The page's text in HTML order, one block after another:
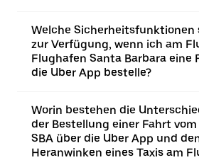
Welche Sicherheitsfunktionen
zur Verfügung, wenn ich am
Flughafen Santa Barbara eine
die Uber App bestelle?
Worin bestehen die
der Bestellung einer Fahrt
SBA über die Uber App und
Heranwinken eines Taxis am